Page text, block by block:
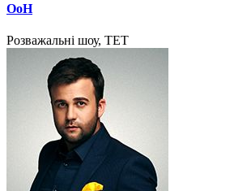
ОоН
Розважальні шоу, ТЕТ